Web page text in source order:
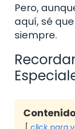
Pero,
aquí, sé
siempre.